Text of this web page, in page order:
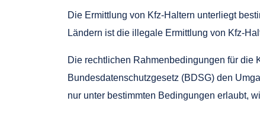
Die Ermittlung von Kfz-Haltern unterliegt
Ländern ist die illegale Ermittlung von Kfz-
Die rechtlichen Rahmenbedingungen für die
Bundesdatenschutzgesetz (BDSG) den
nur unter bestimmten Bedingungen erlaubt,